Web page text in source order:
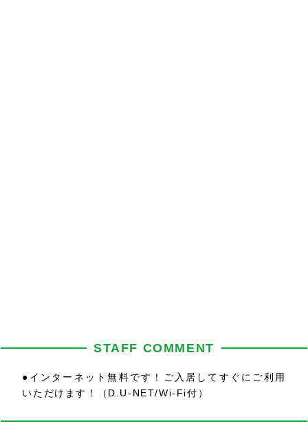
STAFF COMMENT
●インターネット無料です！ご入居してすぐにご利用
いただけます！（D.U-NET/Wi-Fi付）